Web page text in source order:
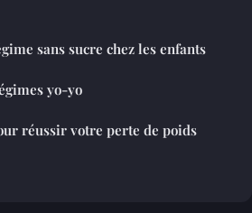
sans sucre chez les enfants
yo-yo
réussir votre perte de poids